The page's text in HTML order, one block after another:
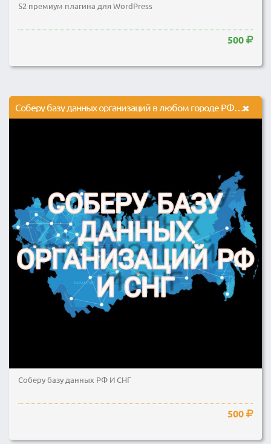
52 премиум плагина для WordPress
500
Соберу базу данных организаций в любом городе РФ и СНГ
Соберу базу данных РФ И СНГ
500